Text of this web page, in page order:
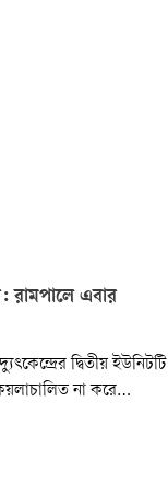
রামপালে এবার
দ্বিতীয় ইউনিটটি
না করে
সম্পদ বিভাগ রামপালে